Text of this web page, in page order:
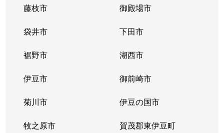
藤枝市 御殿場市
袋井市 下田市
裾野市 湖西市
伊豆市 御前崎市
菊川市 伊豆の国市
牧之原市 賀茂郡東伊豆町